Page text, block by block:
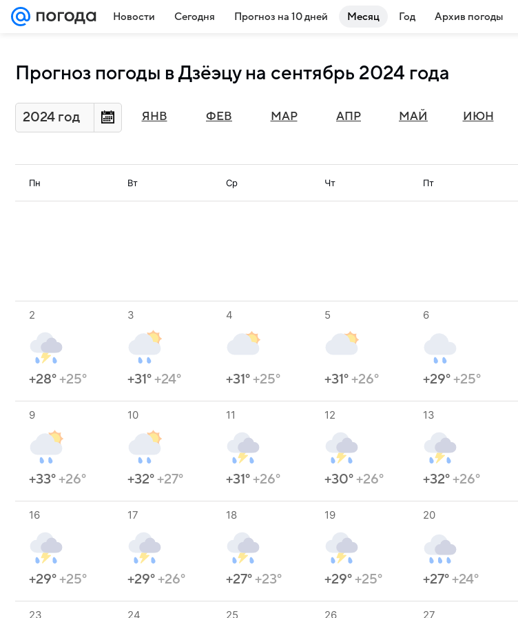
Новости Сегодня Прогноз на 10 дней Месяц Год Архив погоды
Прогноз погоды в Дзёэцу на сентябрь 2024 года
2024 год ЯНВ ФЕВ МАР АПР МАЙ ИЮН
Пн Вт Ср Чт Пт
2
+28°+25°
3
+31°+24°
4
+31°+25°
5
+31°+26°
6
+29°+25°
9
+33°+26°
10
+32°+27°
11
+31°+26°
12
+30°+26°
13
+32°+26°
16
+29°+25°
17
+29°+26°
18
+27°+23°
19
+29°+25°
20
+27°+24°
23 24 25 26 27